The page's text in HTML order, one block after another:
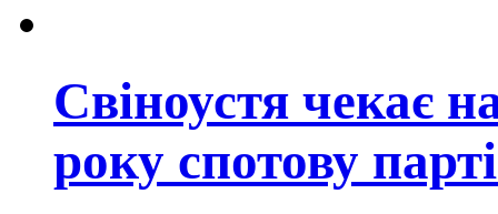
Свіноустя чекає
року спотову